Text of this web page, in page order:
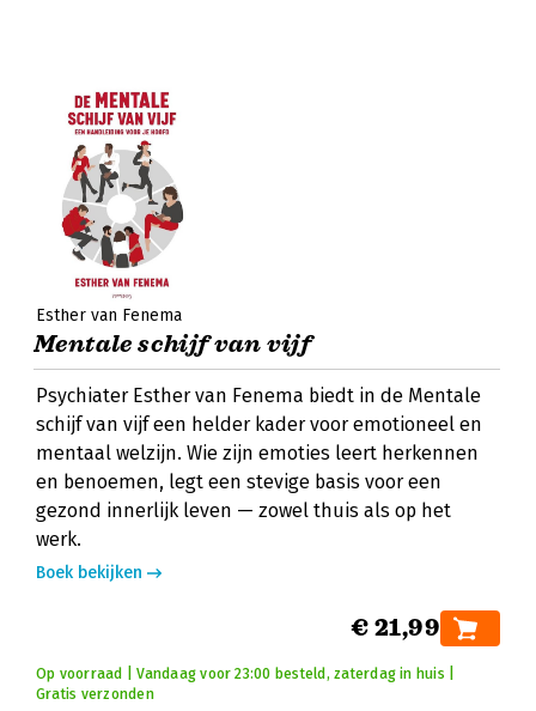
Esther van Fenema
Mentale schijf van vijf
Psychiater Esther van Fenema biedt in de Mentale
schijf van vijf een helder kader voor emotioneel en
mentaal welzijn. Wie zijn emoties leert herkennen
en benoemen, legt een stevige basis voor een
gezond innerlijk leven — zowel thuis als op het
werk.
Boek bekijken
€ 21,99
Op voorraad | Vandaag voor 23:00 besteld, zaterdag in huis |
Gratis verzonden